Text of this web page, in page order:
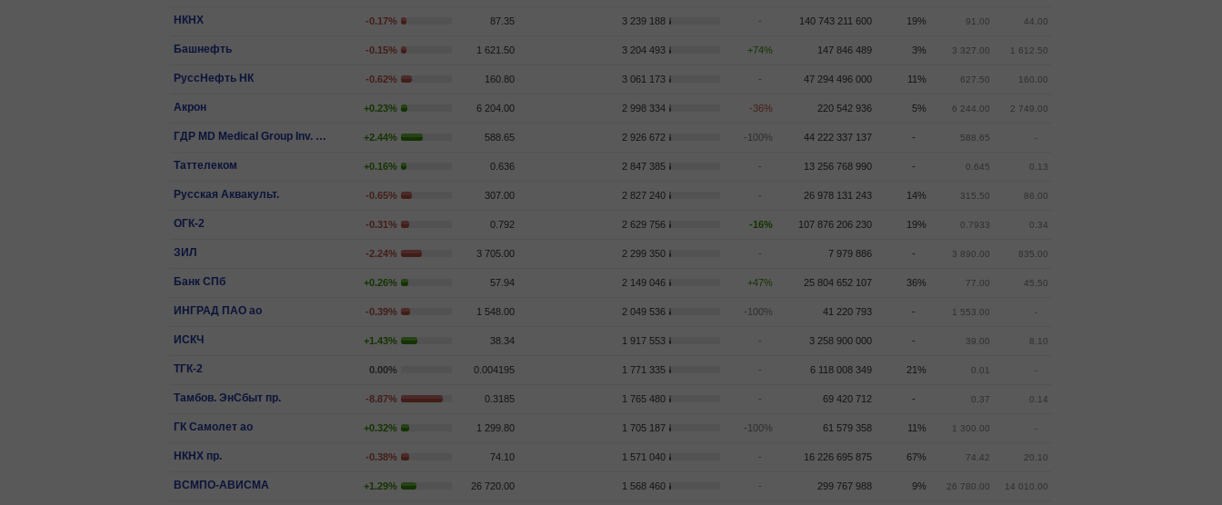
НКНХ -0.17% 87.35 3 239 188 - 140 743 211 600 19% 91.00 44.00
Башнефть -0.15% 1 621.50 3 204 493 +74% 147 846 489 3% 3 327.00 1 612.50
РуссНефть НК -0.62% 160.80 3 061 173 - 47 294 496 000 11% 627.50 160.00
Акрон +0.23% 6 204.00 2 998 334 -36% 220 542 936 5% 6 244.00 2 749.00
ГДР MD Medical Group Inv. PLC +2.44% 588.65 2 926 672 -100% 44 222 337 137 - 588.65 -
Таттелеком +0.16% 0.636 2 847 385 - 13 256 768 990 - 0.645 0.13
Русская Аквакульт. -0.65% 307.00 2 827 240 - 26 978 131 243 14% 315.50 86.00
ОГК-2 -0.31% 0.792 2 629 756 -16% 107 876 206 230 19% 0.7933 0.34
ЗИЛ -2.24% 3 705.00 2 299 350 - 7 979 886 - 3 890.00 835.00
Банк СПб +0.26% 57.94 2 149 046 +47% 25 804 652 107 36% 77.00 45.50
ИНГРАД ПАО ао -0.39% 1 548.00 2 049 536 -100% 41 220 793 - 1 553.00 -
ИCКЧ +1.43% 38.34 1 917 553 - 3 258 900 000 - 39.00 8.10
ТГК-2 0.00% 0.004195 1 771 335 - 6 118 008 349 21% 0.01 -
Тамбов. ЭнСбыт пр. -8.87% 0.3185 1 765 480 - 69 420 712 - 0.37 0.14
ГК Самолет ао +0.32% 1 299.80 1 705 187 -100% 61 579 358 11% 1 300.00 -
НКНХ пр. -0.38% 74.10 1 571 040 - 16 226 695 875 67% 74.42 20.10
ВСМПО-АВИСМА +1.29% 26 720.00 1 568 460 - 299 767 988 9% 26 780.00 14 010.00